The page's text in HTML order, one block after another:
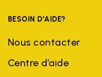
BESOIN D'AIDE?
Nous contacter
Centre d’aide